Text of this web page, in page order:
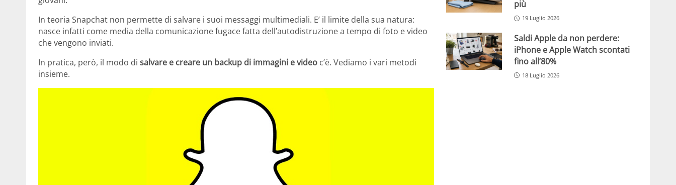
In teoria Snapchat non permette di salvare i suoi messaggi multimediali. E’ il limite della sua natura:
nasce infatti come media della comunicazione fugace fatta dell’autodistruzione a tempo di foto e video
che vengono inviati.
In pratica, però, il modo di salvare e creare un backup di immagini e video c’è. Vediamo i vari metodi
insieme.
più
19 Luglio 2026
Saldi Apple da non perdere:
iPhone e Apple Watch scontati
fino all’80%
18 Luglio 2026